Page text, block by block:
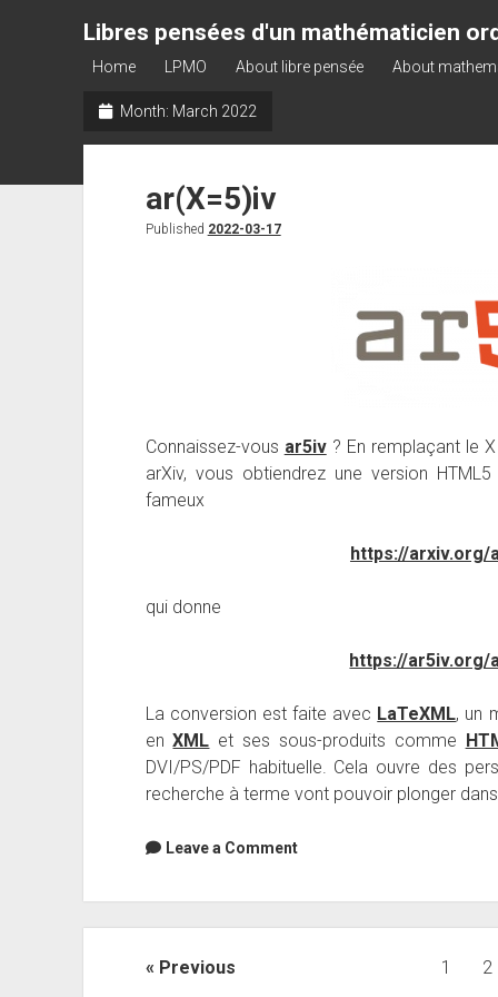
Libres pensées d'un mathématicien
Home
LPMO About libre pensée About
Month: March 2022
ar(X=5)iv
Published 2022-03-17
Connaissez-vous ar5iv? En remplaçant le
arXiv, vous obtiendrez une version
fameux
https://arxiv.org/
qui donne
https://ar5iv.org/
La conversion est faite avec LaTeXML, un
enXML et ses sous-produits comme
DVI/PS/PDF habituelle. Cela ouvre des
recherche à terme vont pouvoir plonger
Leave a Comment
Posts
Previous 1 2